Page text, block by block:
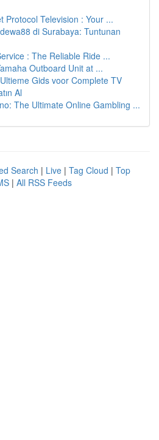
Protocol Television : Your ...
di Surabaya: Tuntunan
: The Reliable Ride ...
Outboard Unit at ...
Gids voor Complete TV
Al
The Ultimate Online Gambling ...
Search | Live | Tag Cloud | Top
| All RSS Feeds